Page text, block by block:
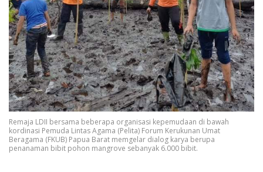
Remaja LDII bersama beberapa organisasi kepemudaan di bawah
kordinasi Pemuda Lintas Agama (Pelita) Forum Kerukunan Umat
Beragama (FKUB) Papua Barat memgelar dialog karya berupa
penanaman bibit pohon mangrove sebanyak 6.000 bibit.